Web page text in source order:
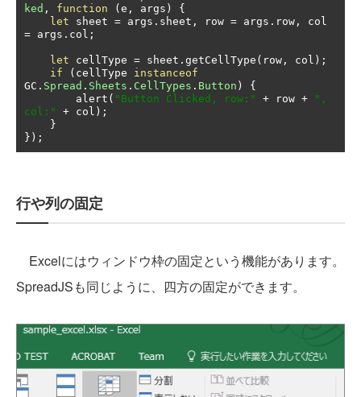
ked , function (e , args )
{
let sheet = args . sheet , row = args . row ,
= args . col ;
let cellType = sheet . getCellType ( row , col );
if
( cellType instanceof
GC . Spread . Sheets . CellTypes . Button )
{
        alert
( "Button Clicked, row:" + row +
",
col:"
+ col );
}
});
行や列の固定
Excelにはウィンドウ枠の固定という機能があります。
SpreadJSも同じように、四方の固定ができます。